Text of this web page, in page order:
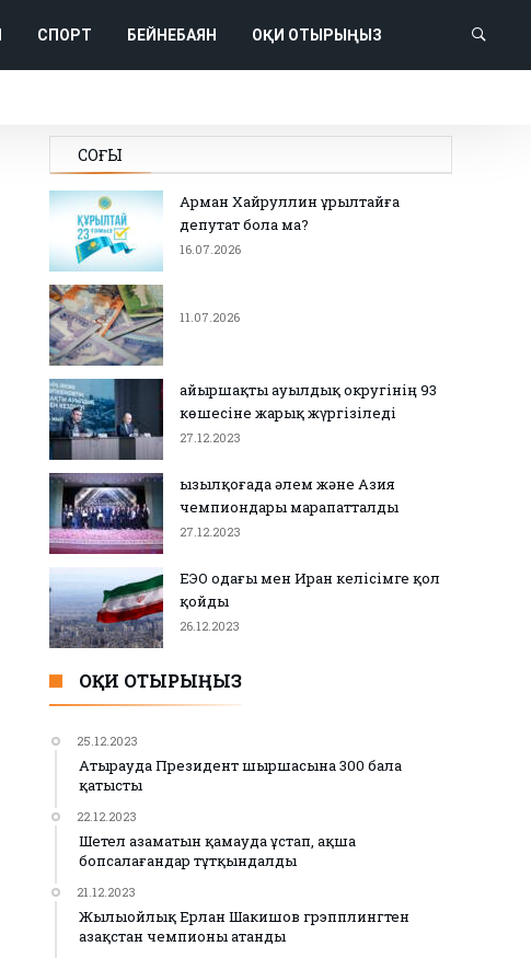
СПОРТ БЕЙНЕБАЯН ОҚИ ОТЫРЫҢЫЗ
СОҢҒЫ
Арман Хайруллин Құрылтайға
депутат бола ма?
16.07.2026
11.07.2026
Қайыршақты ауылдық округінің 93
көшесіне жарық жүргізіледі
27.12.2023
Қызылқоғада әлем және Азия
чемпиондары марапатталды
27.12.2023
ЕЭО одағы мен Иран келісімге қол
қойды
26.12.2023
ОҚИ ОТЫРЫҢЫЗ
25.12.2023
Атырауда Президент шыршасына 300 бала
қатысты
22.12.2023
Шетел азаматын қамауда ұстап, ақша
бопсалағандар тұтқындалды
21.12.2023
Жылыойлық Ерлан Шакишов грэпплингтен
Қазақстан чемпионы атанды